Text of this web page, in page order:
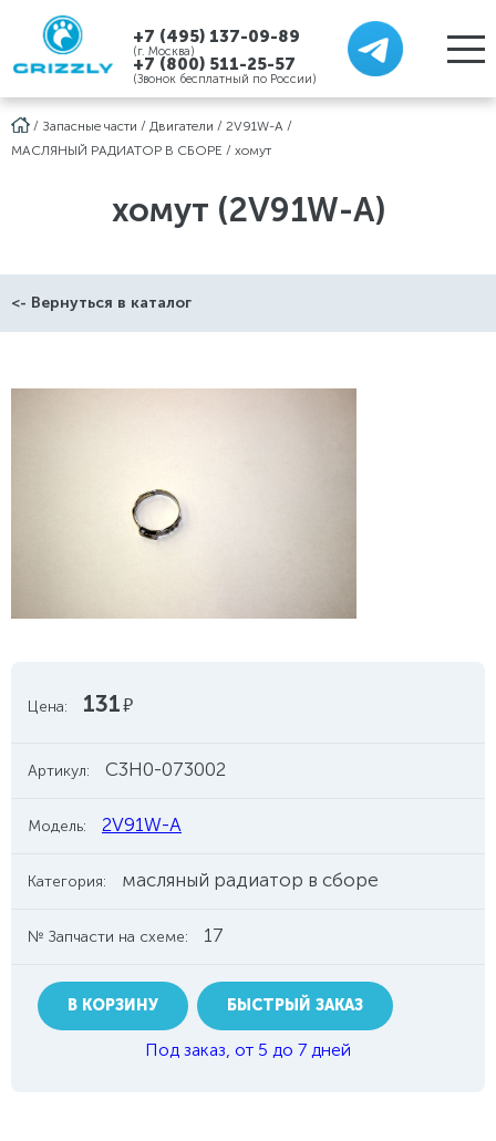
+7 (495) 137-09-89
(г. Москва)
+7 (800) 511-25-57
(Звонок бесплатный по России)
/ Запасные части / Двигатели / 2V91W-A /
МАСЛЯНЫЙ РАДИАТОР В СБОРЕ / хомут
хомут (2V91W-A)
<- Вернуться в каталог
Цена: 131руб.
Артикул: C3H0-073002
Модель: 2V91W-A
Категория: масляный радиатор в сборе
№ Запчасти на схеме: 17
В КОРЗИНУ БЫСТРЫЙ ЗАКАЗ
Под заказ, от 5 до 7 дней